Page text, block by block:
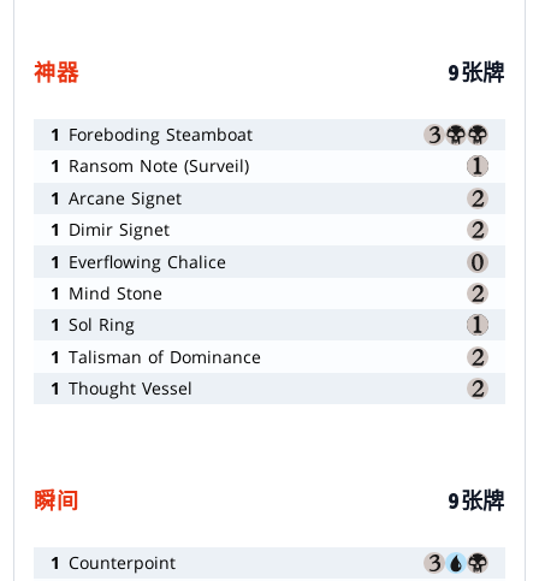
神器 9张牌
1 Foreboding Steamboat
1 Ransom Note (Surveil)
1 Arcane Signet
1 Dimir Signet
1 Everflowing Chalice
1 Mind Stone
1 Sol Ring
1 Talisman of Dominance
1 Thought Vessel
瞬间 9张牌
1 Counterpoint